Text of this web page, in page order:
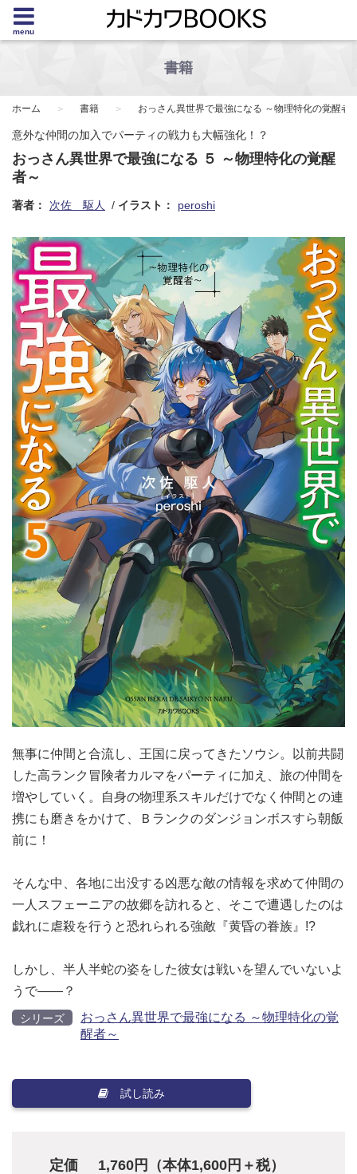
menu
書籍
ホーム 書籍 おっさん異世界で最強になる ～物理特化の覚醒者
意外な仲間の加入でパーティの戦力も大幅強化！？
おっさん異世界で最強になる ５ ～物理特化の覚醒
者～
著者： 次佐 駆人 イラスト： peroshi
無事に仲間と合流し、王国に戻ってきたソウシ。以前共闘
した高ランク冒険者カルマをパーティに加え、旅の仲間を
増やしていく。自身の物理系スキルだけでなく仲間との連
携にも磨きをかけて、Ｂランクのダンジョンボスすら朝飯
前に！
そんな中、各地に出没する凶悪な敵の情報を求めて仲間の
一人スフェーニアの故郷を訪れると、そこで遭遇したのは
戯れに虐殺を行うと恐れられる強敵『黄昏の眷族』!?
しかし、半人半蛇の姿をした彼女は戦いを望んでいないよ
うで――？
シリーズ
おっさん異世界で最強になる ～物理特化の覚
醒者～
試し読み
定価 1,760円（本体1,600円＋税）